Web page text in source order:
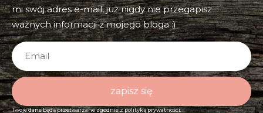
mi swój adres e-mail, już nigdy nie przegapisz
ważnych informacji z mojego bloga :)
zapisz się
Twoje dane będą przetwarzane zgodnie zpolityką prywatności.